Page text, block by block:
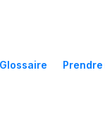
Glossaire